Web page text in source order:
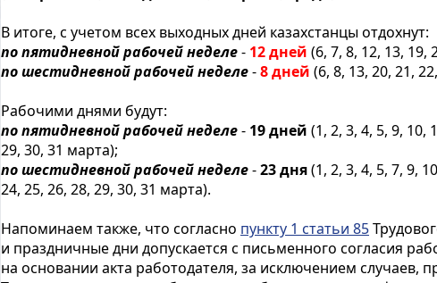
В итоге, с учетом всех выходных дней казахстанцы отдохнут:
по пятидневной рабочей неделе- 12 дней (6, 7, 8, 12, 13, 19,
по шестидневной рабочей неделе-8 дней (6, 8, 13, 20, 21,
Рабочими днями будут:
по пятидневной рабочей неделе- 19 дней (1, 2, 3, 4, 5, 9, 10,
29, 30, 31 марта);
по шестидневной рабочей неделе-23 дня(1, 2, 3, 4, 5, 7, 9,
24, 25, 26, 28, 29, 30, 31 марта).
Напоминаем также, что согласно пункту 1 статьи 85
и праздничные дни допускается с письменного согласия
на основании акта работодателя, за исключением случаев,